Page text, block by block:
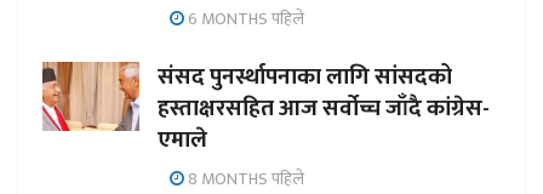
6 MONTHS पहिले
संसद पुनर्स्थापनाका लागि सांसदको
हस्ताक्षरसहित आज सर्वोच्च जाँदै कांग्रेस-
एमाले
8 MONTHS पहिले